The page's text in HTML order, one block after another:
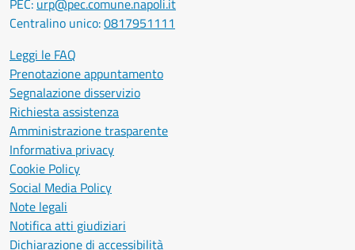
PEC: urp@pec.comune.napoli.it
Centralino unico:0817951111
Leggi le FAQ
Prenotazione appuntamento
Segnalazione disservizio
Richiesta assistenza
Amministrazione trasparente
Informativa privacy
Cookie Policy
Social Media Policy
Note legali
Notifica atti giudiziari
Dichiarazione di accessibilità